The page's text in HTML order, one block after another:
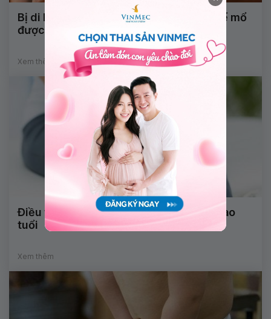
Bị di lệch xương sau bó lá cố định có thể mổ
được không?
Xem thêm
Điều trị đau cơ xương khớp cho người cao
tuổi
Xem thêm